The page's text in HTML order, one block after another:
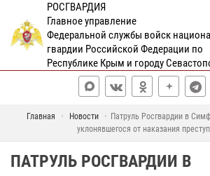
РОСГВАРДИЯ
Главное управление
Федеральной службы войск
гвардии Российской Федерации по
Республике Крым и городу
Главная Новости
Патруль Росгвардии в
уклонявшегося от наказания
ПАТРУЛЬ РОСГВАРДИИ В